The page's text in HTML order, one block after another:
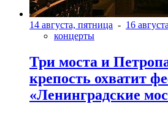
14 августа, пятница - 16
концерты
Три моста и
крепость охватит
«Ленинградские